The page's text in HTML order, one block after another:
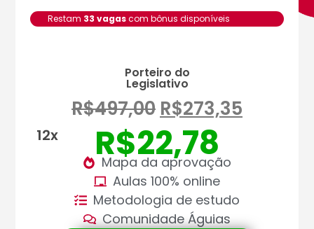
Restam 33 vagascom bônus disponíveis
Porteiro do
Legislativo
R$497,00 R$273,35
R$22,78
12x
Mapa da aprovação
Aulas 100% online
Metodologia de estudo
Comunidade Águias